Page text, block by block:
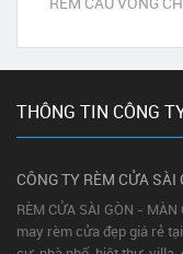
THÔNG TIN CÔNG
CÔNG TY RÈM CỬA SÀI
RÈM CỬA SÀI GÒN -
may rèm cửa đẹp giá rẻ